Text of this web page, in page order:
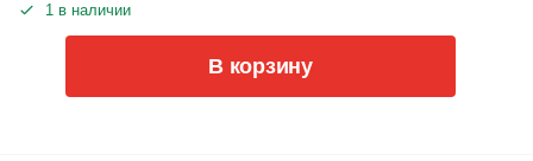
1 в наличии
В корзину